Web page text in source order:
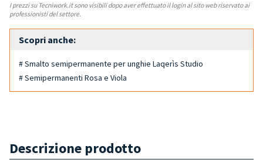
I prezzi su Tecniwork.it sono visibili dopo aver effettuato il login al sito web riservato ai
professionisti del settore.
Scopri anche:
# Smalto semipermanente per unghie Laqerìs Studio
# Semipermanenti Rosa e Viola
Descrizione prodotto